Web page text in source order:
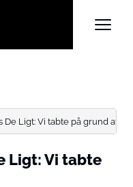
De Ligt: Vi tabte på grund af
Ligt: Vi tabte